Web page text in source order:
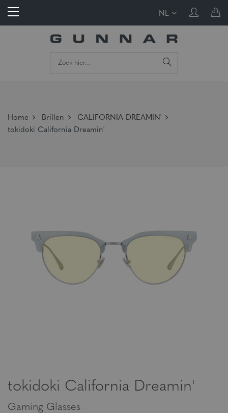
NL
Home Brillen
CALIFORNIA DREAMIN'
tokidoki California Dreamin'
tokidoki California Dreamin'
Gaming Glasses